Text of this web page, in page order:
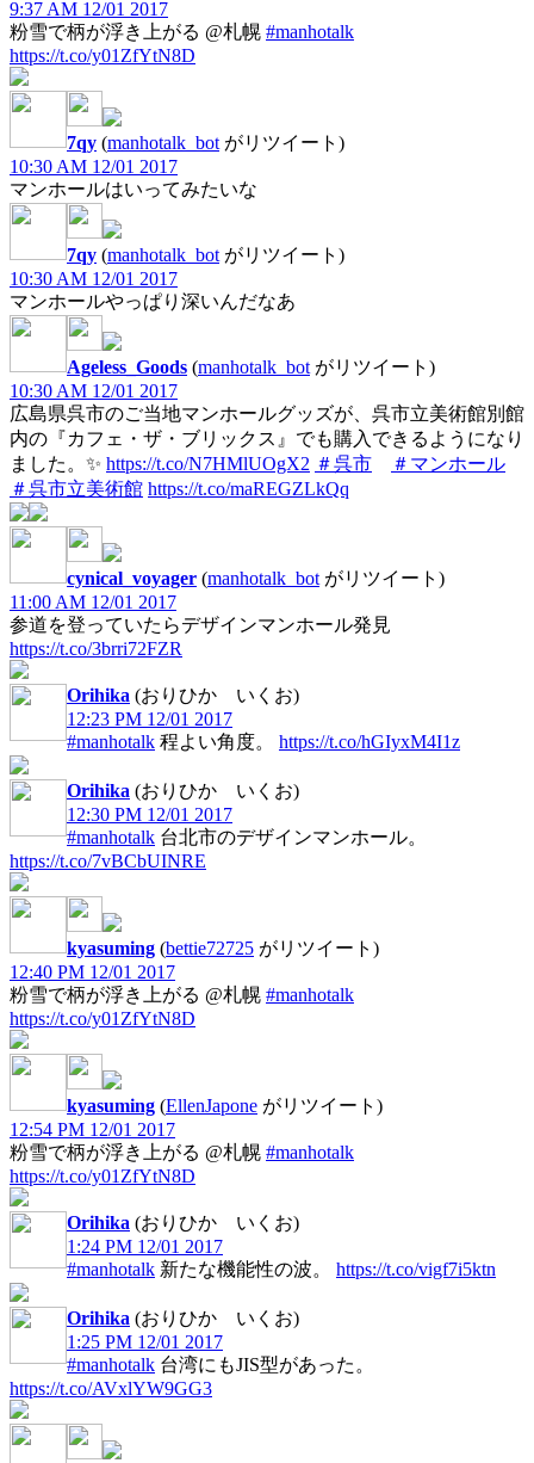
9:37 AM 12/01 2017
粉雪で柄が浮き上がる @札幌 #manhotalk
https://t.co/y01ZfYtN8D
7qy (manhotalk_bot がリツイート)
10:30 AM 12/01 2017
マンホールはいってみたいな
7qy (manhotalk_bot がリツイート)
10:30 AM 12/01 2017
マンホールやっぱり深いんだなあ
Ageless_Goods (manhotalk_bot がリツイート)
10:30 AM 12/01 2017
広島県呉市のご当地マンホールグッズが、呉市立美術館別館
内の『カフェ・ザ・ブリックス』でも購入できるようになり
ました。✨ https://t.co/N7HMlUOgX2 ＃呉市
＃マンホール
＃呉市立美術館 https://t.co/maREGZLkQq
cynical_voyager (manhotalk_bot がリツイート)
11:00 AM 12/01 2017
参道を登っていたらデザインマンホール発見
https://t.co/3brri72FZR
Orihika (おりひか いくお)
12:23 PM 12/01 2017
#manhotalk 程よい角度。 https://t.co/hGIyxM4I1z
Orihika (おりひか いくお)
12:30 PM 12/01 2017
#manhotalk 台北市のデザインマンホール。
https://t.co/7vBCbUINRE
kyasuming (bettie72725 がリツイート)
12:40 PM 12/01 2017
粉雪で柄が浮き上がる @札幌 #manhotalk
https://t.co/y01ZfYtN8D
kyasuming (EllenJapone がリツイート)
12:54 PM 12/01 2017
粉雪で柄が浮き上がる @札幌 #manhotalk
https://t.co/y01ZfYtN8D
Orihika (おりひか いくお)
1:24 PM 12/01 2017
#manhotalk 新たな機能性の波。 https://t.co/vigf7i5ktn
Orihika (おりひか いくお)
1:25 PM 12/01 2017
#manhotalk 台湾にもJIS型があった。
https://t.co/AVxlYW9GG3